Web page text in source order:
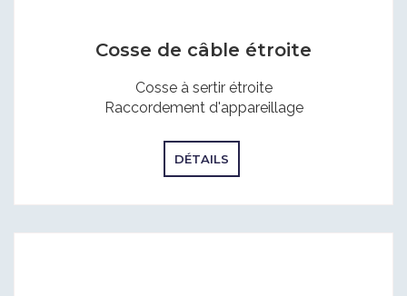
Cosse de câble étroite
Cosse à sertir étroite
Raccordement d'appareillage
DÉTAILS